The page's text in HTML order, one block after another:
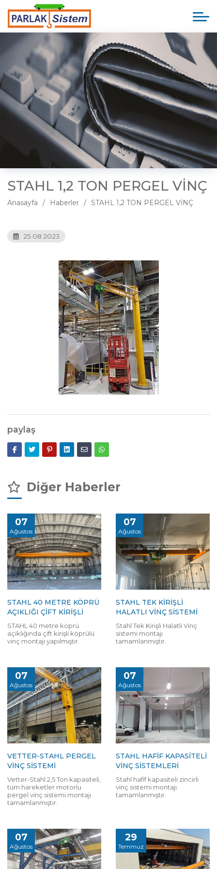
STAHL 1,2 TON PERGEL VİNÇ
Anasayfa Haberler STAHL 1,2 TON PERGEL VİNÇ
25.08.2023
paylaş
Diğer Haberler
07
Ağustos
STAHL 40 METRE KÖPRÜ
AÇIKLIĞI ÇİFT KİRİŞLİ
STAHL 40 metre köprü
açıklığında çift kirişli köprülü
vinç montajı yapılmıştır.
07
Ağustos
STAHL TEK KİRİŞLİ
HALATLI VİNÇ SİSTEMİ
Stahl Tek Kirişli Halatlı Vinç
sistemi montajı
tamamlanmıştır.
07
Ağustos
VETTER-STAHL PERGEL
VİNÇ SİSTEMİ
Vetter-Stahl 2,5 Ton kapasiteli,
tüm hareketler motorlu
pergel vinç sistemi montajı
tamamlanmıştır.
07
Ağustos
STAHL HAFİF KAPASİTELİ
VİNÇ SİSTEMLERİ
Stahl hafif kapasiteli zincirli
vinç sistemi montajı
tamamlanmıştır.
07
Ağustos
29
Temmuz